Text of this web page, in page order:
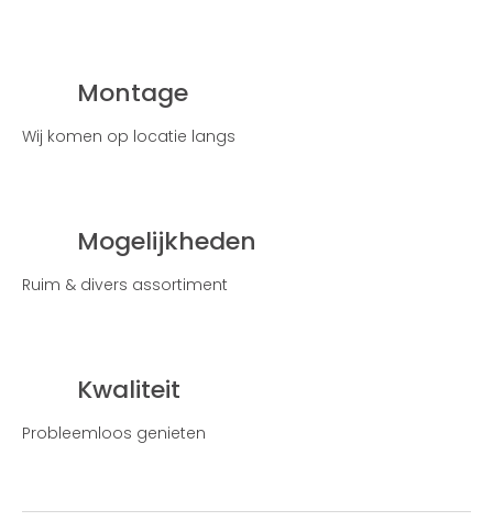
Montage
Wij komen op locatie langs
Mogelijkheden
Ruim & divers assortiment
Kwaliteit
Probleemloos genieten